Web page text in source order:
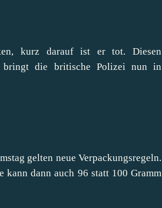
kurz darauf ist er tot. Diesen
bringt die britische Polizei nun in
gelten neue Verpackungsregeln.
kann dann auch 96 statt 100 Gramm